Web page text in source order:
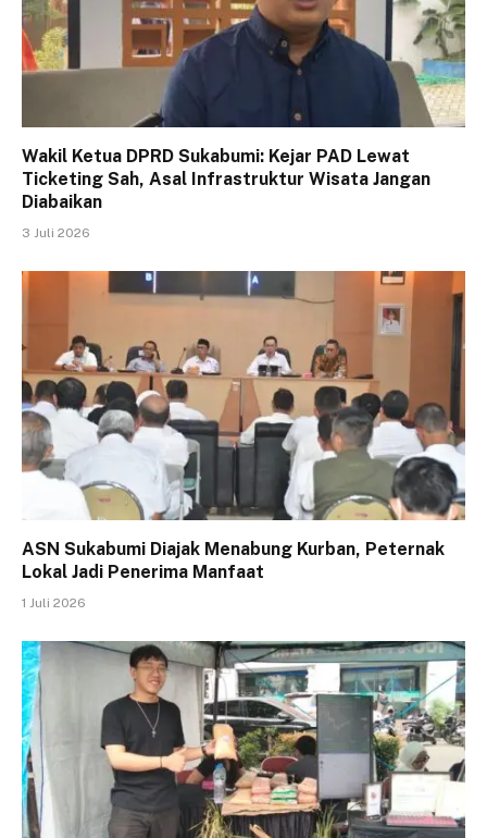
Wakil Ketua DPRD Sukabumi: Kejar PAD Lewat
Ticketing Sah, Asal Infrastruktur Wisata Jangan
Diabaikan
3 Juli 2026
ASN Sukabumi Diajak Menabung Kurban, Peternak
Lokal Jadi Penerima Manfaat
1 Juli 2026